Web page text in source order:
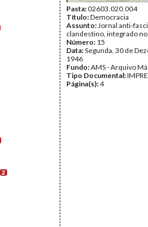
2
Pasta:02603.020.004
Título:Democracia
Assunto:Jornal anti-
clandestino, integrado
Número: 15
Data:Segunda, 30 de
1946
Fundo:AMS - Arquivo
Tipo Documental:
Página(s):4